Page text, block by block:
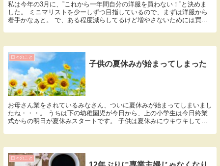
私は今年の3月に、”これから一年間自分の洋服を買わない！”と決めま
した。 ミニマリストを少ーしずつ目指しているので、まずは洋服から
着手かなぁと。 で、ある程度減らしてるけど増やさないためには買わ
日々のこと
子供の夏休みが始まってしまった
お母さん業をされているみなさん、ついに夏休みが始まってしまいまし
たね・・・。 うちは下の幼稚園児が今日から、上の小学生は今日終業
式からの明日が夏休みスタートです。 子供は夏休みにウキウキしてる
日々のこと